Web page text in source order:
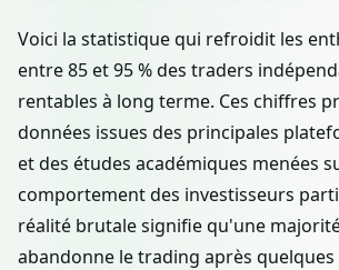
Voici la statistique qui refroidit les
entre 85 et 95 % des traders
rentables à long terme. Ces chiffres
données issues des principales
et des études académiques menées
comportement des investisseurs
réalité brutale signifie qu'une
abandonne le trading après quelques